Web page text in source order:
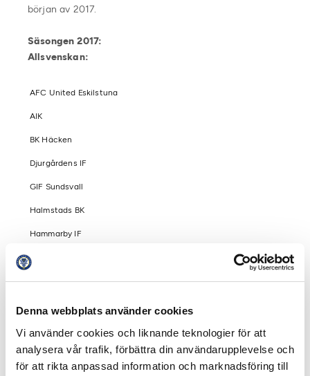
Denna webbplats använder cookies
Vi använder cookies och liknande teknologier för att
analysera vår trafik, förbättra din användarupplevelse och
för att rikta anpassad information och marknadsföring till
början av 2017.
Säsongen 2017:
Allsvenskan:
AFC United Eskilstuna
AIK
BK Häcken
Djurgårdens IF
GIF Sundsvall
Halmstads BK
Hammarby IF
IF Elfsborg
IFK Göteborg
IK Sirius
Jönköpings Södra IF